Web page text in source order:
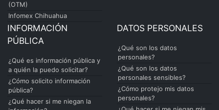
(OTM)
Infomex Chihuahua
INFORMACIÓN
PÚBLICA
¿Qué es información pública y
a quién la puedo solicitar?
¿Cómo solicito información
pública?
¿Qué hacer si me niegan la
DATOS PERSONALES
¿Qué son los datos
personales?
¿Qué son los datos
personales sensibles?
¿Cómo protejo mis datos
personales?